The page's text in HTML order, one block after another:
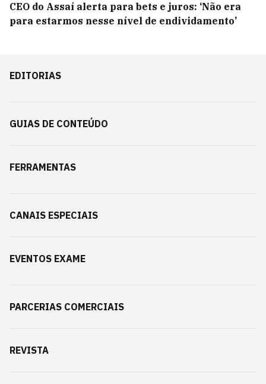
CEO do Assaí alerta para bets e juros: ‘Não era
para estarmos nesse nível de endividamento’
EDITORIAS
GUIAS DE CONTEÚDO
FERRAMENTAS
CANAIS ESPECIAIS
EVENTOS EXAME
PARCERIAS COMERCIAIS
REVISTA